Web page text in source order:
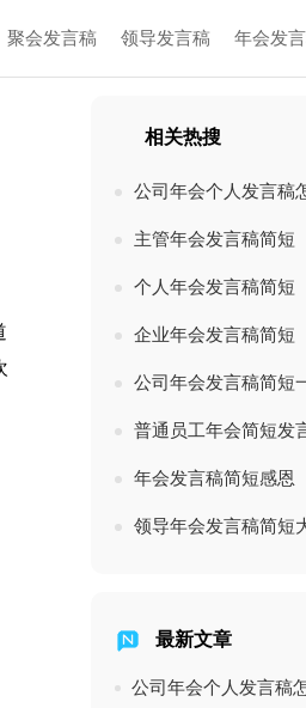
聚会发言稿 领导发言稿 年会发
相关热搜
公司年会个人发言稿
主管年会发言稿简短
个人年会发言稿简短
企业年会发言稿简短
公司年会发言稿简短
普通员工年会简短发
年会发言稿简短感恩
领导年会发言稿简短
最新文章
公司年会个人发言稿